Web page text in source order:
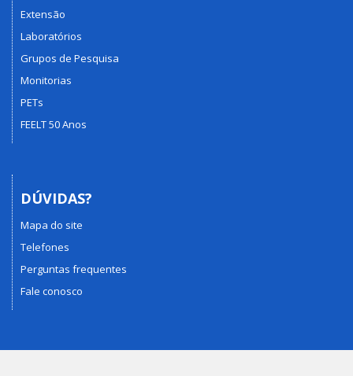
Extensão
Laboratórios
Grupos de Pesquisa
Monitorias
PETs
FEELT 50 Anos
DÚVIDAS?
Mapa do site
Telefones
Perguntas frequentes
Fale conosco